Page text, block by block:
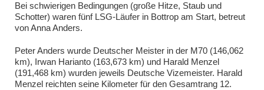
Bei schwierigen Bedingungen (große Hitze, Staub und
Schotter) waren fünf LSG-Läufer in Bottrop am Start, betreut
von Anna Anders.
Peter Anders wurde Deutscher Meister in der M70 (146,062
km), Irwan Harianto (163,673 km) und Harald Menzel
(191,468 km) wurden jeweils Deutsche Vizemeister. Harald
Menzel reichten seine Kilometer für den Gesamtrang 12.